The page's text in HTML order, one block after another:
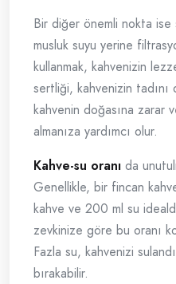
Bir diğer önemli nokta
musluk suyu yerine
kullanmak, kahvenizin
sertliği, kahvenizin
kahvenin doğasına zarar
almanıza yardımcı olur.
Kahve-su oranı da
Genellikle, bir fincan
kahve ve 200 ml su
zevkinize göre bu oranı
Fazla su, kahvenizi
bırakabilir.